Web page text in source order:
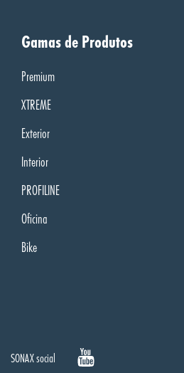
Gamas de Produtos
Premium
XTREME
Exterior
Interior
PROFILINE
Oficina
Bike
SONAX social